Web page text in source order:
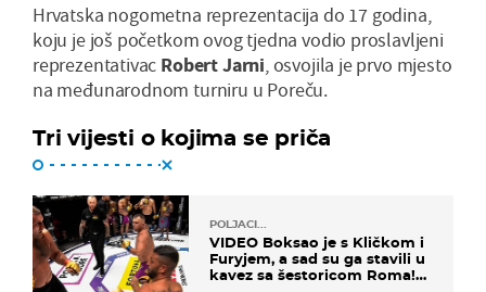
Hrvatska nogometna reprezentacija do 17 godina,
koju je još početkom ovog tjedna vodio proslavljeni
reprezentativac Robert Jarni, osvojila je prvo mjesto
na međunarodnom turniru u Poreču.
Tri vijesti o kojima se priča
POLJACI...
VIDEO Boksao je s Kličkom i
Furyjem, a sad su ga stavili u
kavez sa šestoricom Roma!